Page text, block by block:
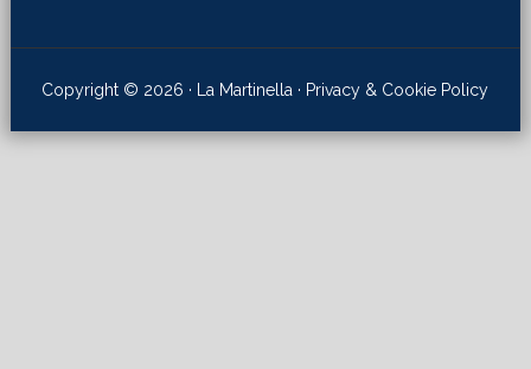
Copyright © 2026 · La Martinella · Privacy & Cookie Policy